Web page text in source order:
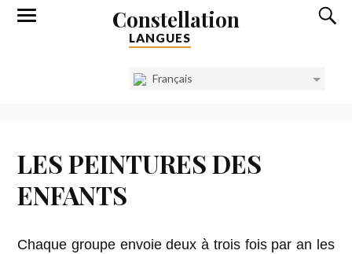
Constellation
LANGUES
Français
LES PEINTURES DES
ENFANTS
Chaque groupe envoie deux à trois fois par an les